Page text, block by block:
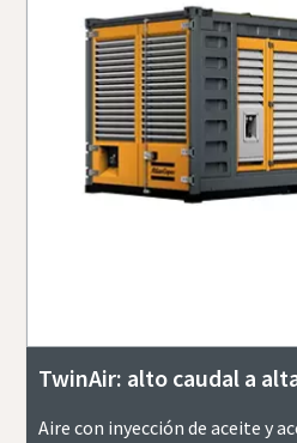
TwinAir: alto caudal a
Aire con inyección de aceite y